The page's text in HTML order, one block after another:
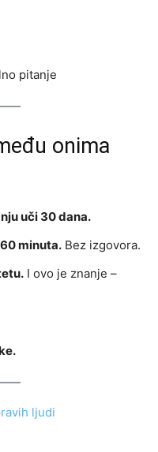
pitanje
onima
uči 30 dana.
minuta. Bez izgovora.
I ovo je znanje –